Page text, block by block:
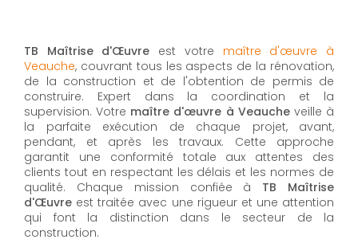
TB Maîtrise d'Œuvre est votre maître d'œuvre à
Veauche, couvrant tous les aspects de la rénovation,
de la construction et de l'obtention de permis de
construire. Expert dans la coordination et la
supervision. Votre maître d'œuvre à Veaucheveille à
la parfaite exécution de chaque projet, avant,
pendant, et après les travaux. Cette approche
garantit une conformité totale aux attentes des
clients tout en respectant les délais et les normes de
qualité. Chaque mission confiée à TB Maîtrise
d'Œuvre est traitée avec une rigueur et une attention
qui font la distinction dans le secteur de la
construction.